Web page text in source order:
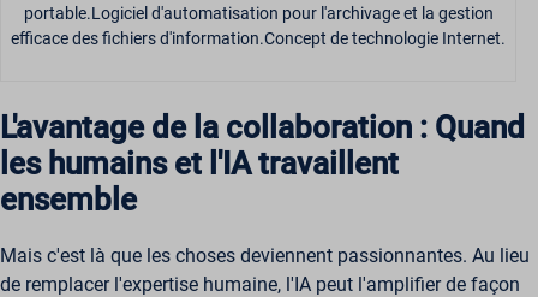
portable.Logiciel d'automatisation pour l'archivage et la gestion
efficace des fichiers d'information.Concept de technologie Internet.
L'avantage de la collaboration : Quand
les humains et l'IA travaillent
ensemble
Mais c'est là que les choses deviennent passionnantes. Au lieu
de remplacer l'expertise humaine, l'IA peut l'amplifier de façon